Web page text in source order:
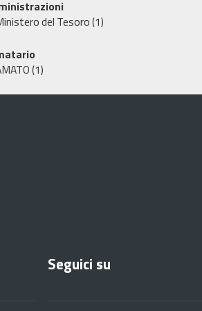
del Tesoro(1)
(1)
Seguici su